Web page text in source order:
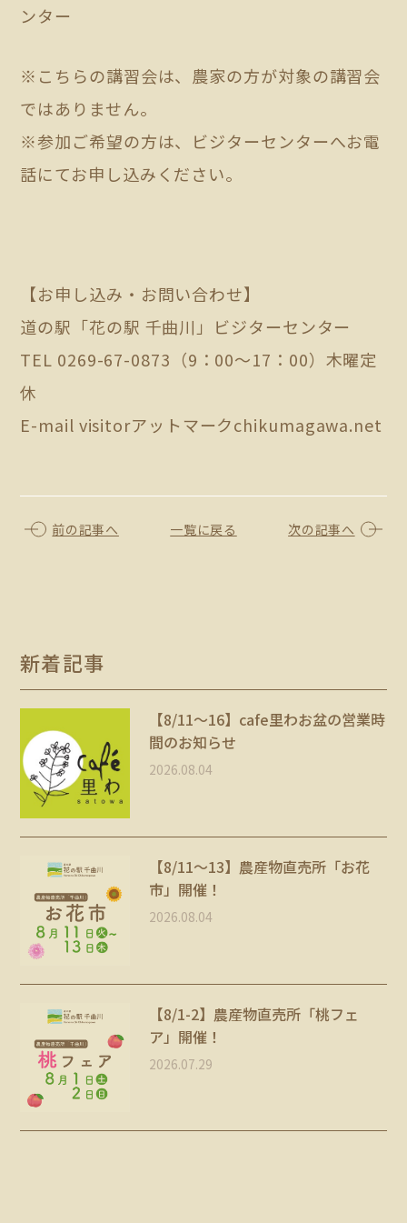
ンター
※こちらの講習会は、農家の方が対象の講習会
ではありません。
※参加ご希望の方は、ビジターセンターへお電
話にてお申し込みください。
【お申し込み・お問い合わせ】
道の駅「花の駅 千曲川」ビジターセンター
TEL 0269-67-0873（9：00～17：00）木曜定
休
E-mail visitorアットマークchikumagawa.net
前の記事へ 一覧に戻る 次の記事へ
新着記事
【8/11〜16】cafe里わお盆の営業時
間のお知らせ
2026.08.04
【8/11～13】農産物直売所「お花
市」開催！
2026.08.04
【8/1-2】農産物直売所「桃フェ
ア」開催！
2026.07.29